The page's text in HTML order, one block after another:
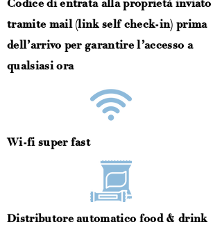
Codice di entrata alla proprietà inviato
tramite mail (link self check-in) prima
dell’arrivo per garantire l’accesso a
qualsiasi ora
Wi-fi super fast
Distributore automatico food & drink